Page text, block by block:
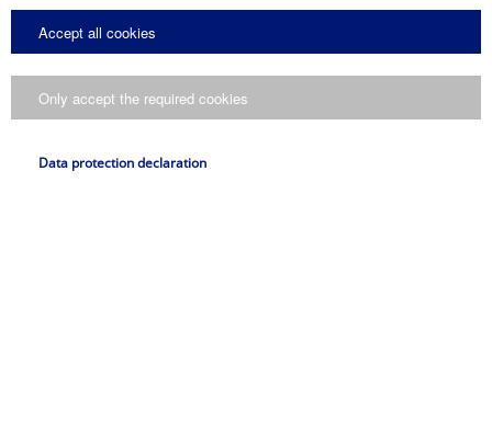
生的网站相关数据（包括您的 IP 地址）以及 Google 对上述数据的处理：
作为移动设备上浏览器插件的备选选择，请单击此
Analytics 以后记录此网站内容。这样操作以后，将在您的设备上存储选择
使用脚本库和嵌入式字体
Accept all cookies
Only accept the required cookies
Data protection declaration